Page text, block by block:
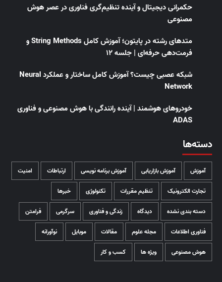
حکمرانی دیجیتال و آینده تنظیم‌گری فناوری در عصر هوش
مصنوعی
متدهای رشته در پایتون؛ آموزش کامل String Methods و
فرمت‌دهی حرفه‌ای | جلسه ۱۲
شبکه عصبی چیست؟ آموزش کامل ساختار و عملکرد Neural
Network
خودروهای هوشمند | آینده رانندگی با هوش مصنوعی و فناوری
ADAS
دسته‌ها
آموزش آموزش بازاریابی آموزش برنامه نویسی ارتباطات امنیت
تجارت الکترونیک تنظیم مقررات تکنولوژی خبرها
دسته بندی نشده دیدگاه زندگی و فناوری سرگرمی فرامتن
فناوری اطلاعات مجله علوم مقالات موبایل نوآورانه
هوش مصنوعی ویژه ها کسب و کار